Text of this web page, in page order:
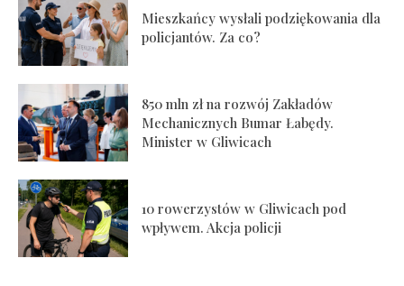
Mieszkańcy wysłali podziękowania dla
policjantów. Za co?
850 mln zł na rozwój Zakładów
Mechanicznych Bumar Łabędy.
Minister w Gliwicach
10 rowerzystów w Gliwicach pod
wpływem. Akcja policji